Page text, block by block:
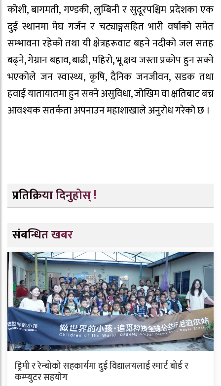
कोशी, बागमती, गण्डकी, लुम्बिनी र सुदूरपश्चिम प्रदेशका एक
दुई स्थानमा मेघ गर्जन र चट्याङ्गसहित भारी वर्षाको समेत
सम्भावना रहेको तथा यी क्षेत्रहरूवाट बहने नदीको जल सतह
बढ्ने, गेग्रान बहाव, बाढी, पहिरो, भू क्षय जस्ता प्रकोप हुन सक्ने
भएकोले जन स्वास्थ्य, कृषि, दैनिक जनजीवन, सडक तथा
हवाई यातायातमा हुन सक्ने असुविधा, जोखिम वा क्षतिबाट बच्न
आवश्यक सतर्कता अपनाउन महाशाखाले अनुरोध गरेको छ ।
प्रतिक्रिया दिनुहोस् !
संबन्धित खबर
ड्रिमी र रेन्बोको सहकार्यमा दुई विद्यालयलाई स्मार्ट बोर्ड र
कम्प्युटर सहयोग